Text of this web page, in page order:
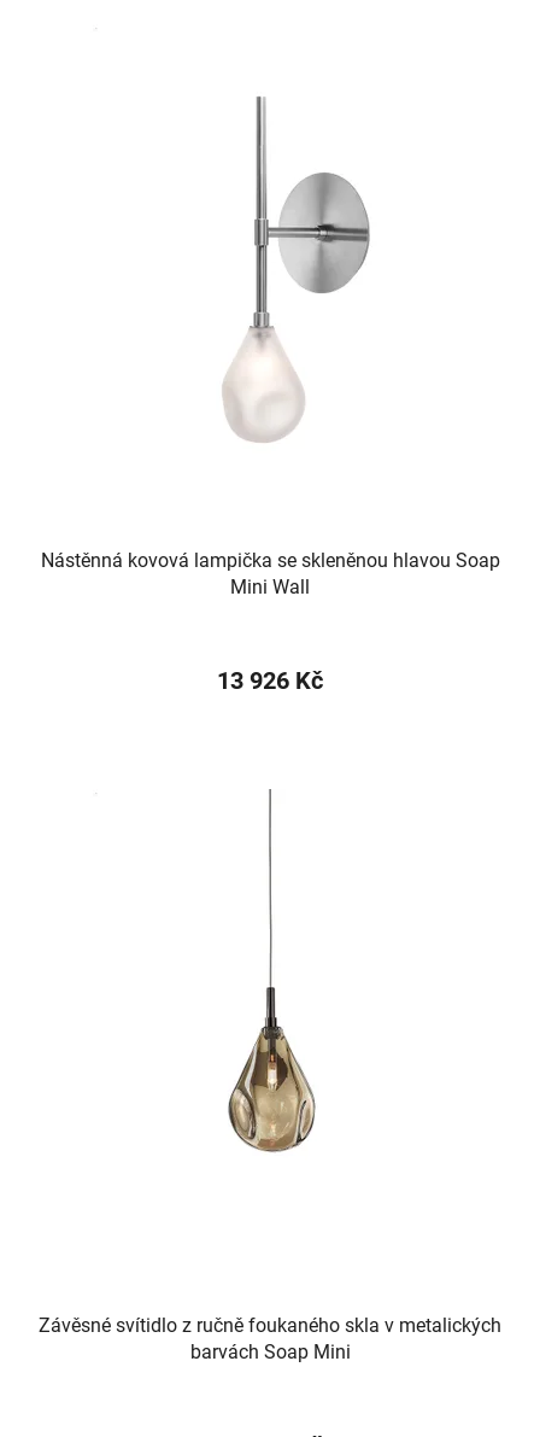
Nástěnná kovová lampička se skleněnou hlavou Soap
Mini Wall
13 926 Kč
Závěsné svítidlo z ručně foukaného skla v metalických
barvách Soap Mini